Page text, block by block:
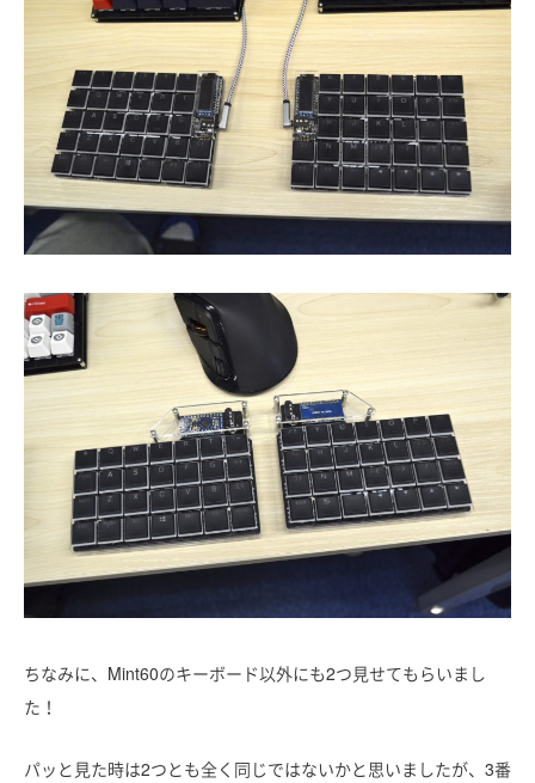
ちなみに、Mint60のキーボード以外にも2つ見せてもらいまし
た！
パッと見た時は2つとも全く同じではないかと思いましたが、3番